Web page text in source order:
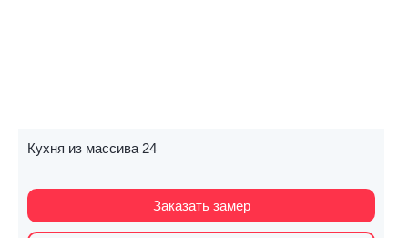
Кухня из массива 24
Заказать замер